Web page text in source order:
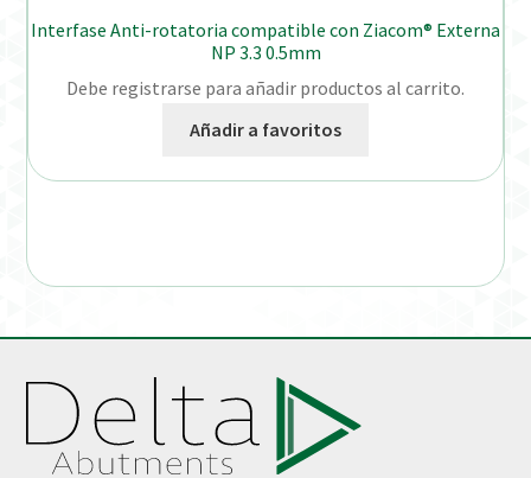
Interfase Anti-rotatoria compatible con Ziacom® Externa
NP 3.3 0.5mm
Debe registrarse para añadir productos al carrito.
Añadir a favoritos